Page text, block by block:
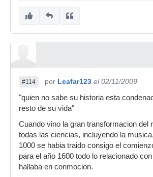
#114 por Leafar123 el 02/11/2009
"quien no sabe su historia esta
resto de su vida"
Cuando vino la gran transformacion del
todas las ciencias, incluyendo la
1000 se habia traido consigo el
para el año 1600 todo lo relacionado
hallaba en conmocion.